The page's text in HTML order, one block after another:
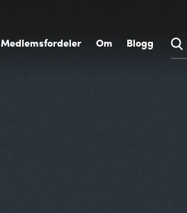
Medlemsfordeler Om Blogg